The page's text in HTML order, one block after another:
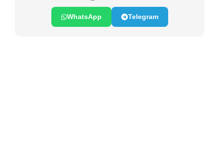
WhatsApp Telegram